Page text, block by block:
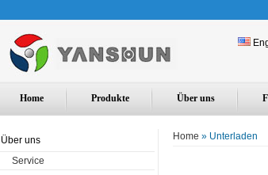
Home Produkte Über uns
Über uns
Service
Home » Unterladen